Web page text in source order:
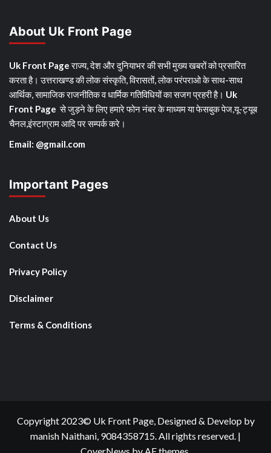
About Uk Front Page
Uk Front Pageराज्य, देश और दुनियाभर की सभी मुख्य खबरों को प्रसारित
करता है। उत्तराखण्ड की लोक संस्कृति, विरासतों, लोक परंपराओ के साथ-साथ
आर्थिक, सामाजिक राजनीतिक व धार्मिक गतिविधियों का सजग प्रहरी है। Uk
Front Page से जुड़ने के लिए हमारे फोन नंबर के माध्यम या फेसबुक पेज,यू-ट्यूब
चैनल,इंस्टाग्राम आदि पर सम्पर्क करे।
Email: @gmail.com
Important Pages
About Us
Contact Us
Privacy Policy
Disclaimer
Terms & Conditions
Copyright 2023© Uk Front Page, Designed & Develop by
manish Naithani, 9084358715. All rights reserved. |
CoverNews by AF themes.